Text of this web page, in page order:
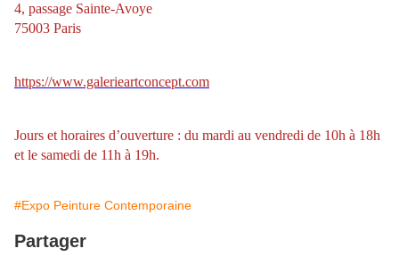
4, passage Sainte-Avoye
75003 Paris
https://www.galerieartconcept.com
Jours et horaires d’ouverture : du mardi au vendredi de 10h à 18h
et le samedi de 11h à 19h.
#Expo Peinture Contemporaine
Partager